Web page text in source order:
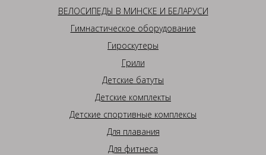
ВЕЛОСИПЕДЫ В МИНСКЕ И БЕЛАРУСИ
Гимнастическое оборудование
Гироскутеры
Грили
Детские батуты
Детские комплекты
Детские спортивные комплексы
Для плавания
Для фитнеса